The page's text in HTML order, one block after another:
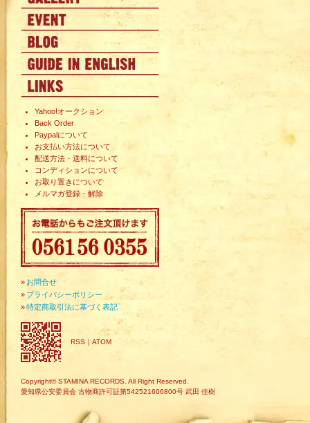
Yahoo!オークション
Back Order
Paypalについて
お支払い方法について
配送方法・送料について
コンディションについて
お取り置きについて
メルマガ登録・解除
» お問合せ
» プライバシーポリシー
»特定商取引法に基づく表記
RSS ｜ ATOM
Copyright© STAMINA RECORDS. All Right Reserved.
愛知県公安委員会 古物商許可証第542521606800号 武田 佳樹